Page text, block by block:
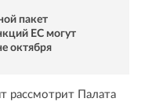
пакет
ЕС могут
октября
рассмотрит Палата